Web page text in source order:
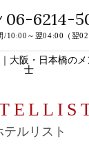
06-6214-
/10:00～翌04:00（翌
大阪・日本橋の
士
テルリスト